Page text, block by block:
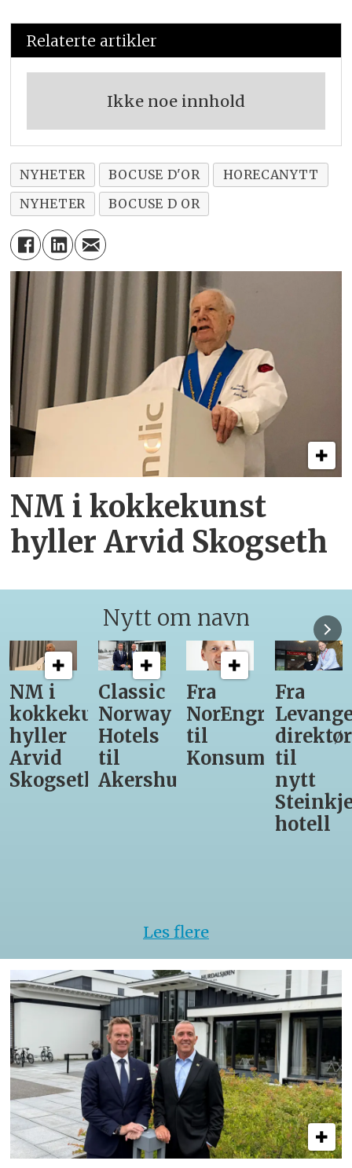
Relaterte artikler
Ikke noe innhold
NYHETER BOCUSE D'OR
HORECANYTT
NYHETER
BOCUSE D OR
NM i kokkekunst
hyller Arvid Skogseth
Nytt om navn
Classic
Norway
Hotels
til
Akershus
Fra
NorEngros
til
Konsumgruppen
Fra
Levanger-
direktør
til
Steinkjer-
12
får
være
med
Asko
Les flere